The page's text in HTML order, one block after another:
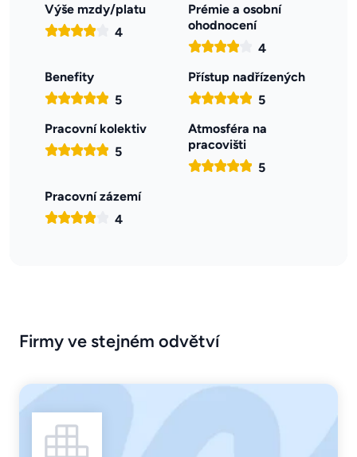
Výše mzdy/platu
4
Prémie a osobní
ohodnocení
4
Benefity
5
Přístup nadřízených
5
Pracovní kolektiv
5
Atmosféra na
pracovišti
5
Pracovní zázemí
4
Firmy ve stejném odvětví